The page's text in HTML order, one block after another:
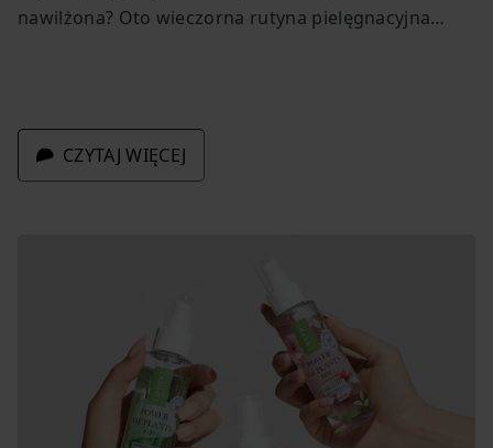
nawilżona? Oto wieczorna rutyna pielęgnacyjna
CZYTAJ WIĘCEJ